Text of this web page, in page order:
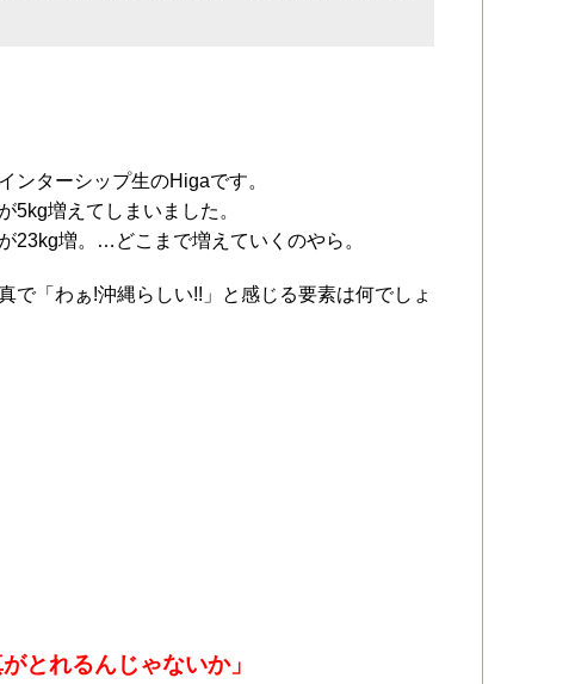
ンターシップ生のHigaです。
5kg増えてしまいました。
23kg増。…どこまで増えていくのやら。
で「わぁ!沖縄らしい!!」と感じる要素は何でしょ
とれるんじゃないか」